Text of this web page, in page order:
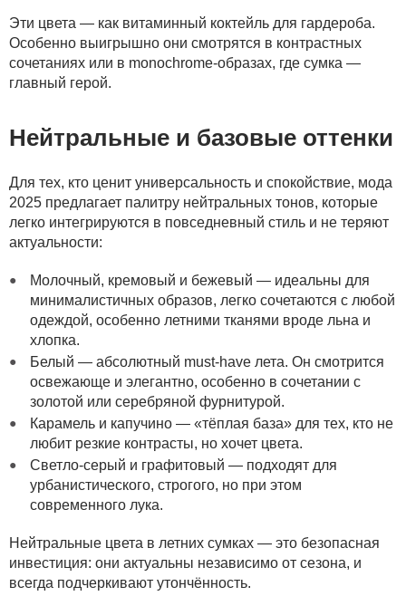
Эти цвета — как витаминный коктейль для гардероба.
Особенно выигрышно они смотрятся в контрастных
сочетаниях или в monochrome-образах, где сумка —
главный герой.
Нейтральные и базовые оттенки
Для тех, кто ценит универсальность и спокойствие, мода
2025 предлагает палитру нейтральных тонов, которые
легко интегрируются в повседневный стиль и не теряют
актуальности:
Молочный, кремовый и бежевый — идеальны для
минималистичных образов, легко сочетаются с любой
одеждой, особенно летними тканями вроде льна и
хлопка.
Белый — абсолютный must-have лета. Он смотрится
освежающе и элегантно, особенно в сочетании с
золотой или серебряной фурнитурой.
Карамель и капучино — «тёплая база» для тех, кто не
любит резкие контрасты, но хочет цвета.
Светло-серый и графитовый — подходят для
урбанистического, строгого, но при этом
современного лука.
Нейтральные цвета в летних сумках — это безопасная
инвестиция: они актуальны независимо от сезона, и
всегда подчеркивают утончённость.